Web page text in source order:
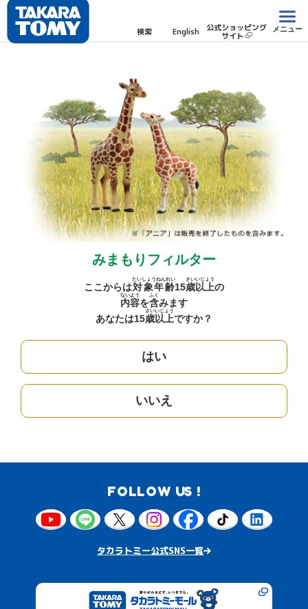
検索 English 公式ショッピング
サイト
メニュー
みまもりフィルター
ここからは対象年齢
たいしょうねんれい
15歳
さい
以上
いじょう
の
内容
ないよう
を含
ふく
みます
あなたは15歳
さい
以上
いじょう
ですか？
はい
いいえ
FOLLOW US !
タカラトミー公式SNS一覧